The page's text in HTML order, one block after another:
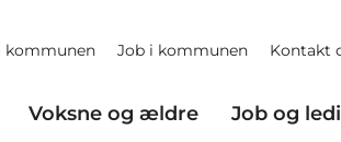
kommunen Job i kommunen Kontakt
Voksne og ældre Job og